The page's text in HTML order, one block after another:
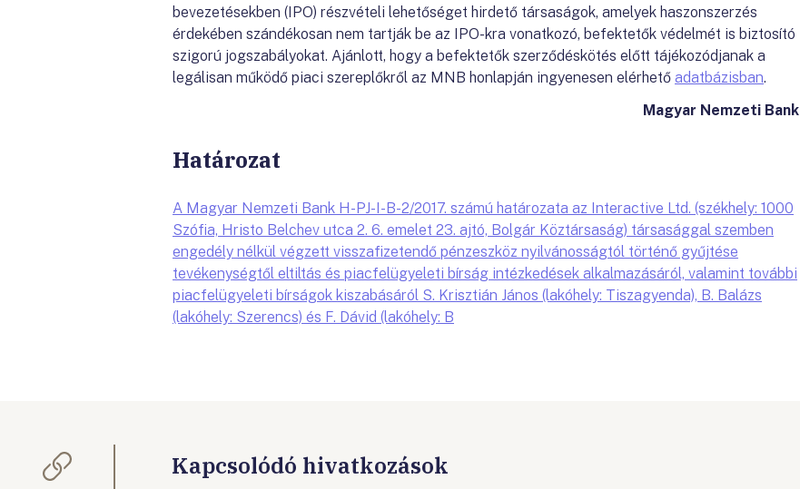
bevezetésekben (IPO) részvételi lehetőséget hirdető társaságok, amelyek haszonszerzés
érdekében szándékosan nem tartják be az IPO-kra vonatkozó, befektetők védelmét is biztosító
szigorú jogszabályokat. Ajánlott, hogy a befektetők szerződéskötés előtt tájékozódjanak a
legálisan működő piaci szereplőkről az MNB honlapján ingyenesen elérhető adatbázisban.
Magyar Nemzeti Bank
Határozat
A Magyar Nemzeti Bank H-PJ-I-B-2/2017. számú határozata az Interactive Ltd. (székhely: 1000
Szófia, Hristo Belchev utca 2. 6. emelet 23. ajtó, Bolgár Köztársaság) társasággal szemben
engedély nélkül végzett visszafizetendő pénzeszköz nyilvánosságtól történő gyűjtése
tevékenységtől eltiltás és piacfelügyeleti bírság intézkedések alkalmazásáról, valamint további
piacfelügyeleti bírságok kiszabásáról S. Krisztián János (lakóhely: Tiszagyenda), B. Balázs
(lakóhely: Szerencs) és F. Dávid (lakóhely: B
Kapcsolódó hivatkozások